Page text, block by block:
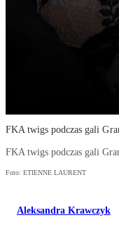
FKA twigs podczas gali
FKA twigs podczas gali
Foto: ETIENNE LAURENT
Aleksandra Krawczyk